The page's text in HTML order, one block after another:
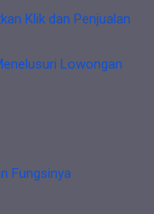
Klik dan Penjualan
Lowongan
Fungsinya